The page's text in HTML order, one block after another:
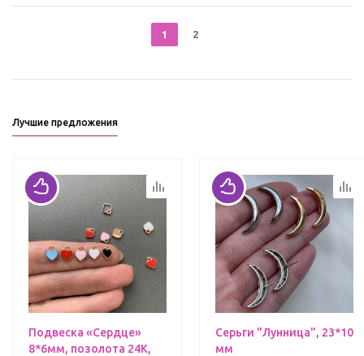
1 2
Лучшие предложения
Подвеска «Сердце»
8*6мм, позолота 24К,
Серьги "Лунница", 23*10
мм